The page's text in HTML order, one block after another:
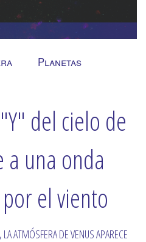
Planetas
del cielo de
a una onda
el viento
ATMÓSFERA DE VENUS APARECE